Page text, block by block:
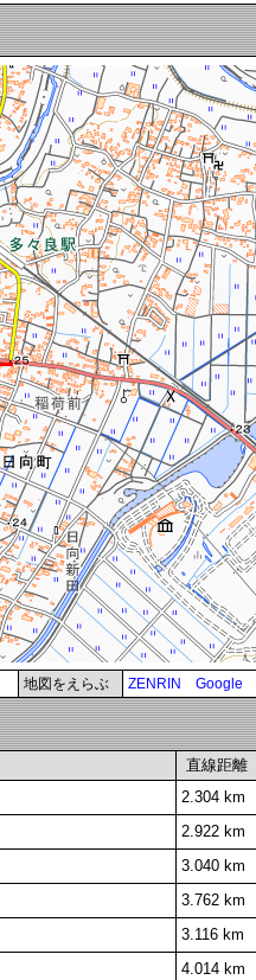
地図をえらぶ ZENRIN Google
直線距離
2.304 km
2.922 km
3.040 km
3.762 km
3.116 km
4.014 km